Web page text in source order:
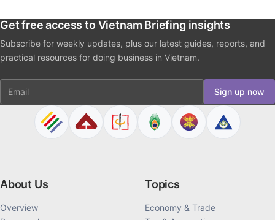
Get free access to Vietnam Briefing insights
Subscribe for weekly updates, plus our latest guides, reports, and
practical resources for doing business in Vietnam.
Email Sign up now
About Us
Overview
Topics
Economy & Trade